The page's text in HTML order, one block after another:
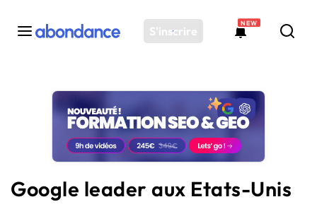
S'inscrire
NEW
Toutes les actus
Actus SEO
Plateforme
Solutions
Ressources
Google leader aux Etats-Unis